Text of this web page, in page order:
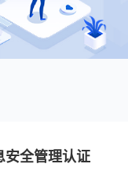
安全管理认证